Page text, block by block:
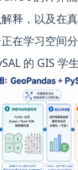
释，以及在
在学习空间分
的 GIS 学